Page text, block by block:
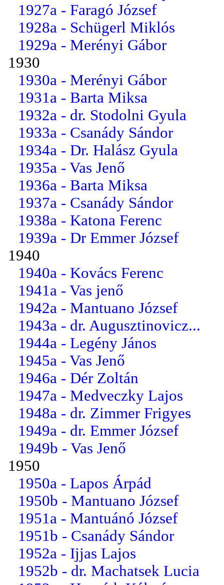
1927a - Faragó József
1928a - Schügerl Miklós
1929a - Merényi Gábor
1930
1930a - Merényi Gábor
1931a - Barta Miksa
1932a - dr. Stodolni Gyula
1933a - Csanády Sándor
1934a - Dr. Halász Gyula
1935a - Vas Jenő
1936a - Barta Miksa
1937a - Csanády Sándor
1938a - Katona Ferenc
1939a - Dr Emmer József
1940
1940a - Kovács Ferenc
1941a - Vas jenő
1942a - Mantuano József
1943a - dr. Augusztinovicz...
1944a - Legény János
1945a - Vas Jenő
1946a - Dér Zoltán
1947a - Medveczky Lajos
1948a - dr. Zimmer Frigyes
1949a - dr. Emmer József
1949b - Vas Jenő
1950
1950a - Lapos Árpád
1950b - Mantuano József
1951a - Mantuánó József
1951b - Csanády Sándor
1952a - Ijjas Lajos
1952b - dr. Machatsek Lucia